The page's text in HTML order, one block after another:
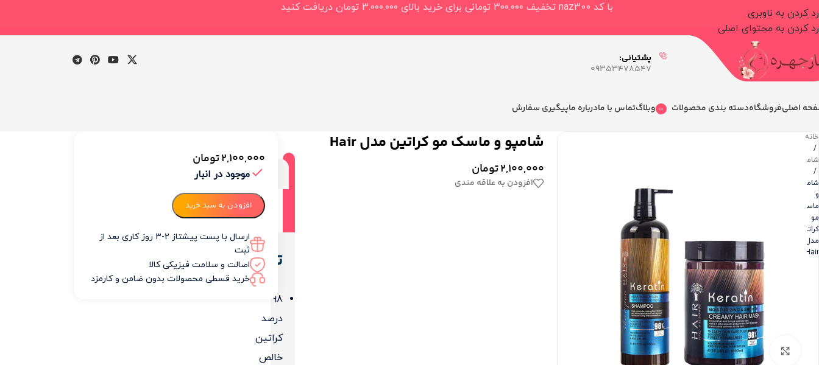
رد کردن به ناوبری
رد کردن به محتوای اصلی
با کد naz300 تخفیف ۳۰۰.۰۰۰ تومانی برای خرید بالای ۳.۰۰۰.۰۰۰ تومان دریافت کنید
پشتیانی:
09353478547
اصلیفروشگاهدسته بندی محصولات وبلاگتماس با مادرباره ماپیگیری سفارش
خانه
/
شامپو
/
شامپو
و
ماسک
مو
کراتین
مدل
Hair
بزرگنمایی تصویر
شامپو و ماسک مو کراتین مدل Hair
2,100,000تومان
افزودن به علاقه مندی
توضیحات
نظرات
(0)
توضیحات
98
درصد
کراتین
خالص
2,100,000تومان
موجود در انبار
افزودن به سبد خرید
ارسال با پست پیشتاز 2-3 روز کاری بعد از
ثبت
اصالت و سلامت فیزیکی کالا
خرید قسطی محصولات بدون ضامن و کارمزد